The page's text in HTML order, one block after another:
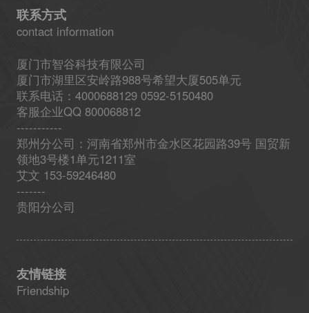
联系方式
contact information
厦门市智谷科技有限公司
厦门市湖里区安岭路988号希望大厦505单元
联系电话：4000688129 0592-5150480
客服企业QQ 800068812
-----------
郑州分公司：河南省郑州市金水区花园路39号 国贸新
领地3号楼1单元1211室
艾文 153-59246480
-------
贵阳分公司
友情链接
Friendship